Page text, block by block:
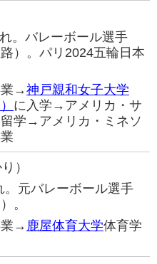
。バレーボール選手
）。パリ2024五輪日本
業→神戸親和女子大学
に入学→アメリカ・サ
学→アメリカ・ミネソ
）
。元バレーボール選手
。
業→ 鹿屋体育大学体育学